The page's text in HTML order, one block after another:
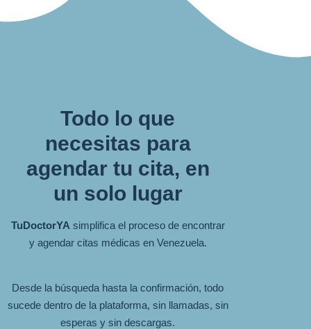
Todo lo que
necesitas para
agendar tu cita, en
un solo lugar
TuDoctorYA simplifica el proceso de encontrar
y agendar citas médicas en Venezuela.
Desde la búsqueda hasta la confirmación, todo
sucede dentro de la plataforma, sin llamadas, sin
esperas y sin descargas.